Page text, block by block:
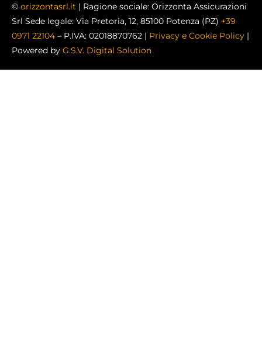
© orizzontasrl.it | Ragione sociale: Orizzonta Assicurazioni
Srl Sede legale: Via Pretoria, 12, 85100 Potenza (PZ) +39
0971 22104 – P.IVA: 02018870762 | Privacy e Cookie Policy |
Powered by G.S.V. Digital Solution